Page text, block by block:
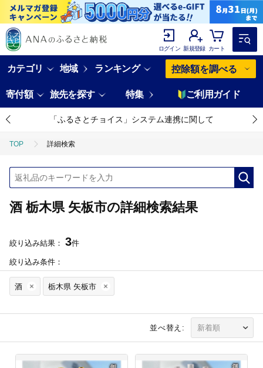
ログイン 新規登録 カート
カテゴリ 地域 ランキング 控除額を調べる
寄付額 旅先を探す 特集 ご利用ガイド
「ふるさとチョイス」システム連携に関して
TOP 詳細検索
酒 栃木県 矢板市の詳細検索結果
絞り込み結果： 3件
絞り込み条件：
酒 栃木県 矢板市
並べ替え: